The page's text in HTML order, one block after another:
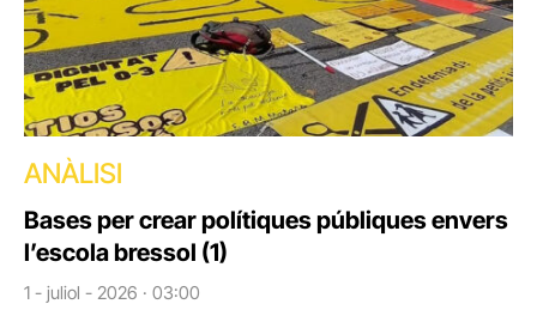
ANÀLISI
Bases per crear polítiques públiques envers
l’escola bressol (1)
1 - juliol - 2026 · 03:00